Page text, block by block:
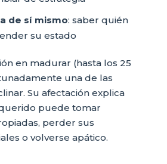
de sí mismo: saber quién
su estado
en madurar (hasta los 25
una de las
Su afectación explica
puede tomar
perder sus
o volverse apático.